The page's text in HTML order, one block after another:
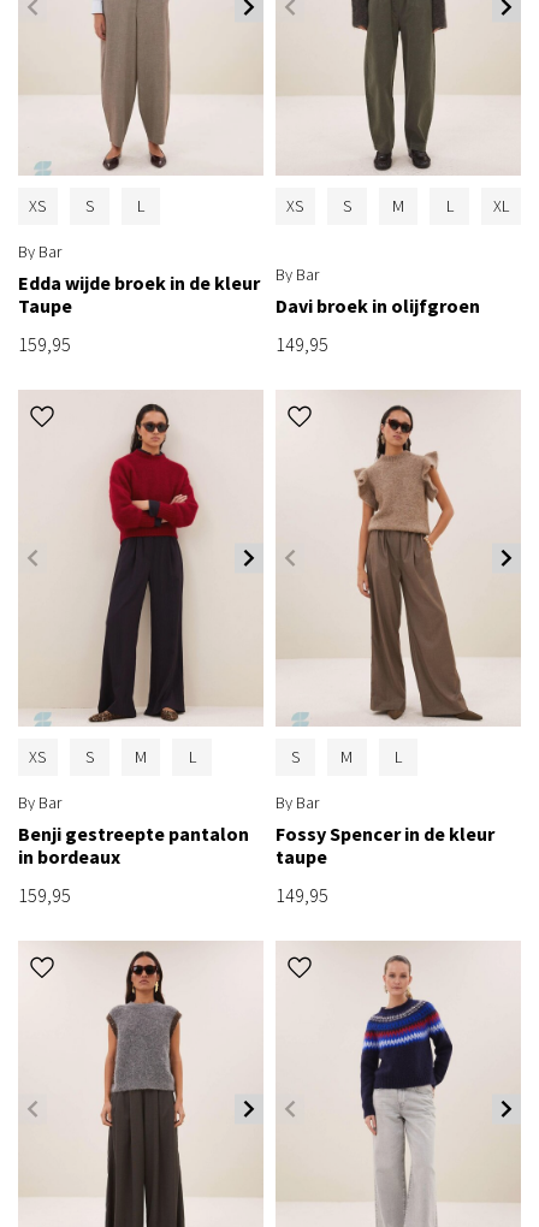
XS S L
By Bar
Edda wijde broek in de kleur
Taupe
159,95
XS S M L XL
By Bar
Davi broek in olijfgroen
149,95
XS S M L
By Bar
Benji gestreepte pantalon
in bordeaux
159,95
S M L
By Bar
Fossy Spencer in de kleur
taupe
149,95